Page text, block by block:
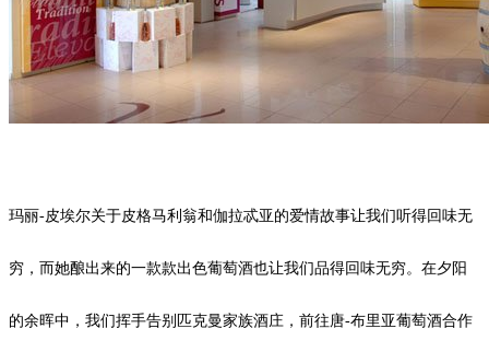
玛丽-皮埃尔关于皮格马利翁和伽拉忒亚的爱情故事让我们听得回味无
穷，而她酿出来的一款款出色葡萄酒也让我们品得回味无穷。在夕阳
的余晖中，我们挥手告别匹克曼家族酒庄，前往唐-布里亚葡萄酒合作